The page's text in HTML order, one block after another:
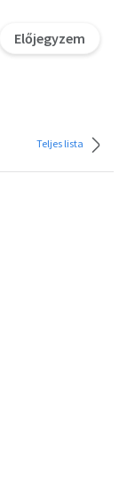
Előjegyzem
Teljes lista